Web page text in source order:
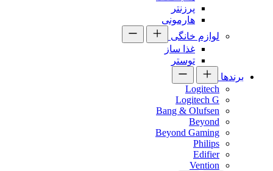
پرزنتر
هارمونی
لوازم خانگی
غذا ساز
توستر
برندها
Logitech
Logitech G
Bang & Olufsen
Beyond
Beyond Gaming
Philips
Edifier
Vention